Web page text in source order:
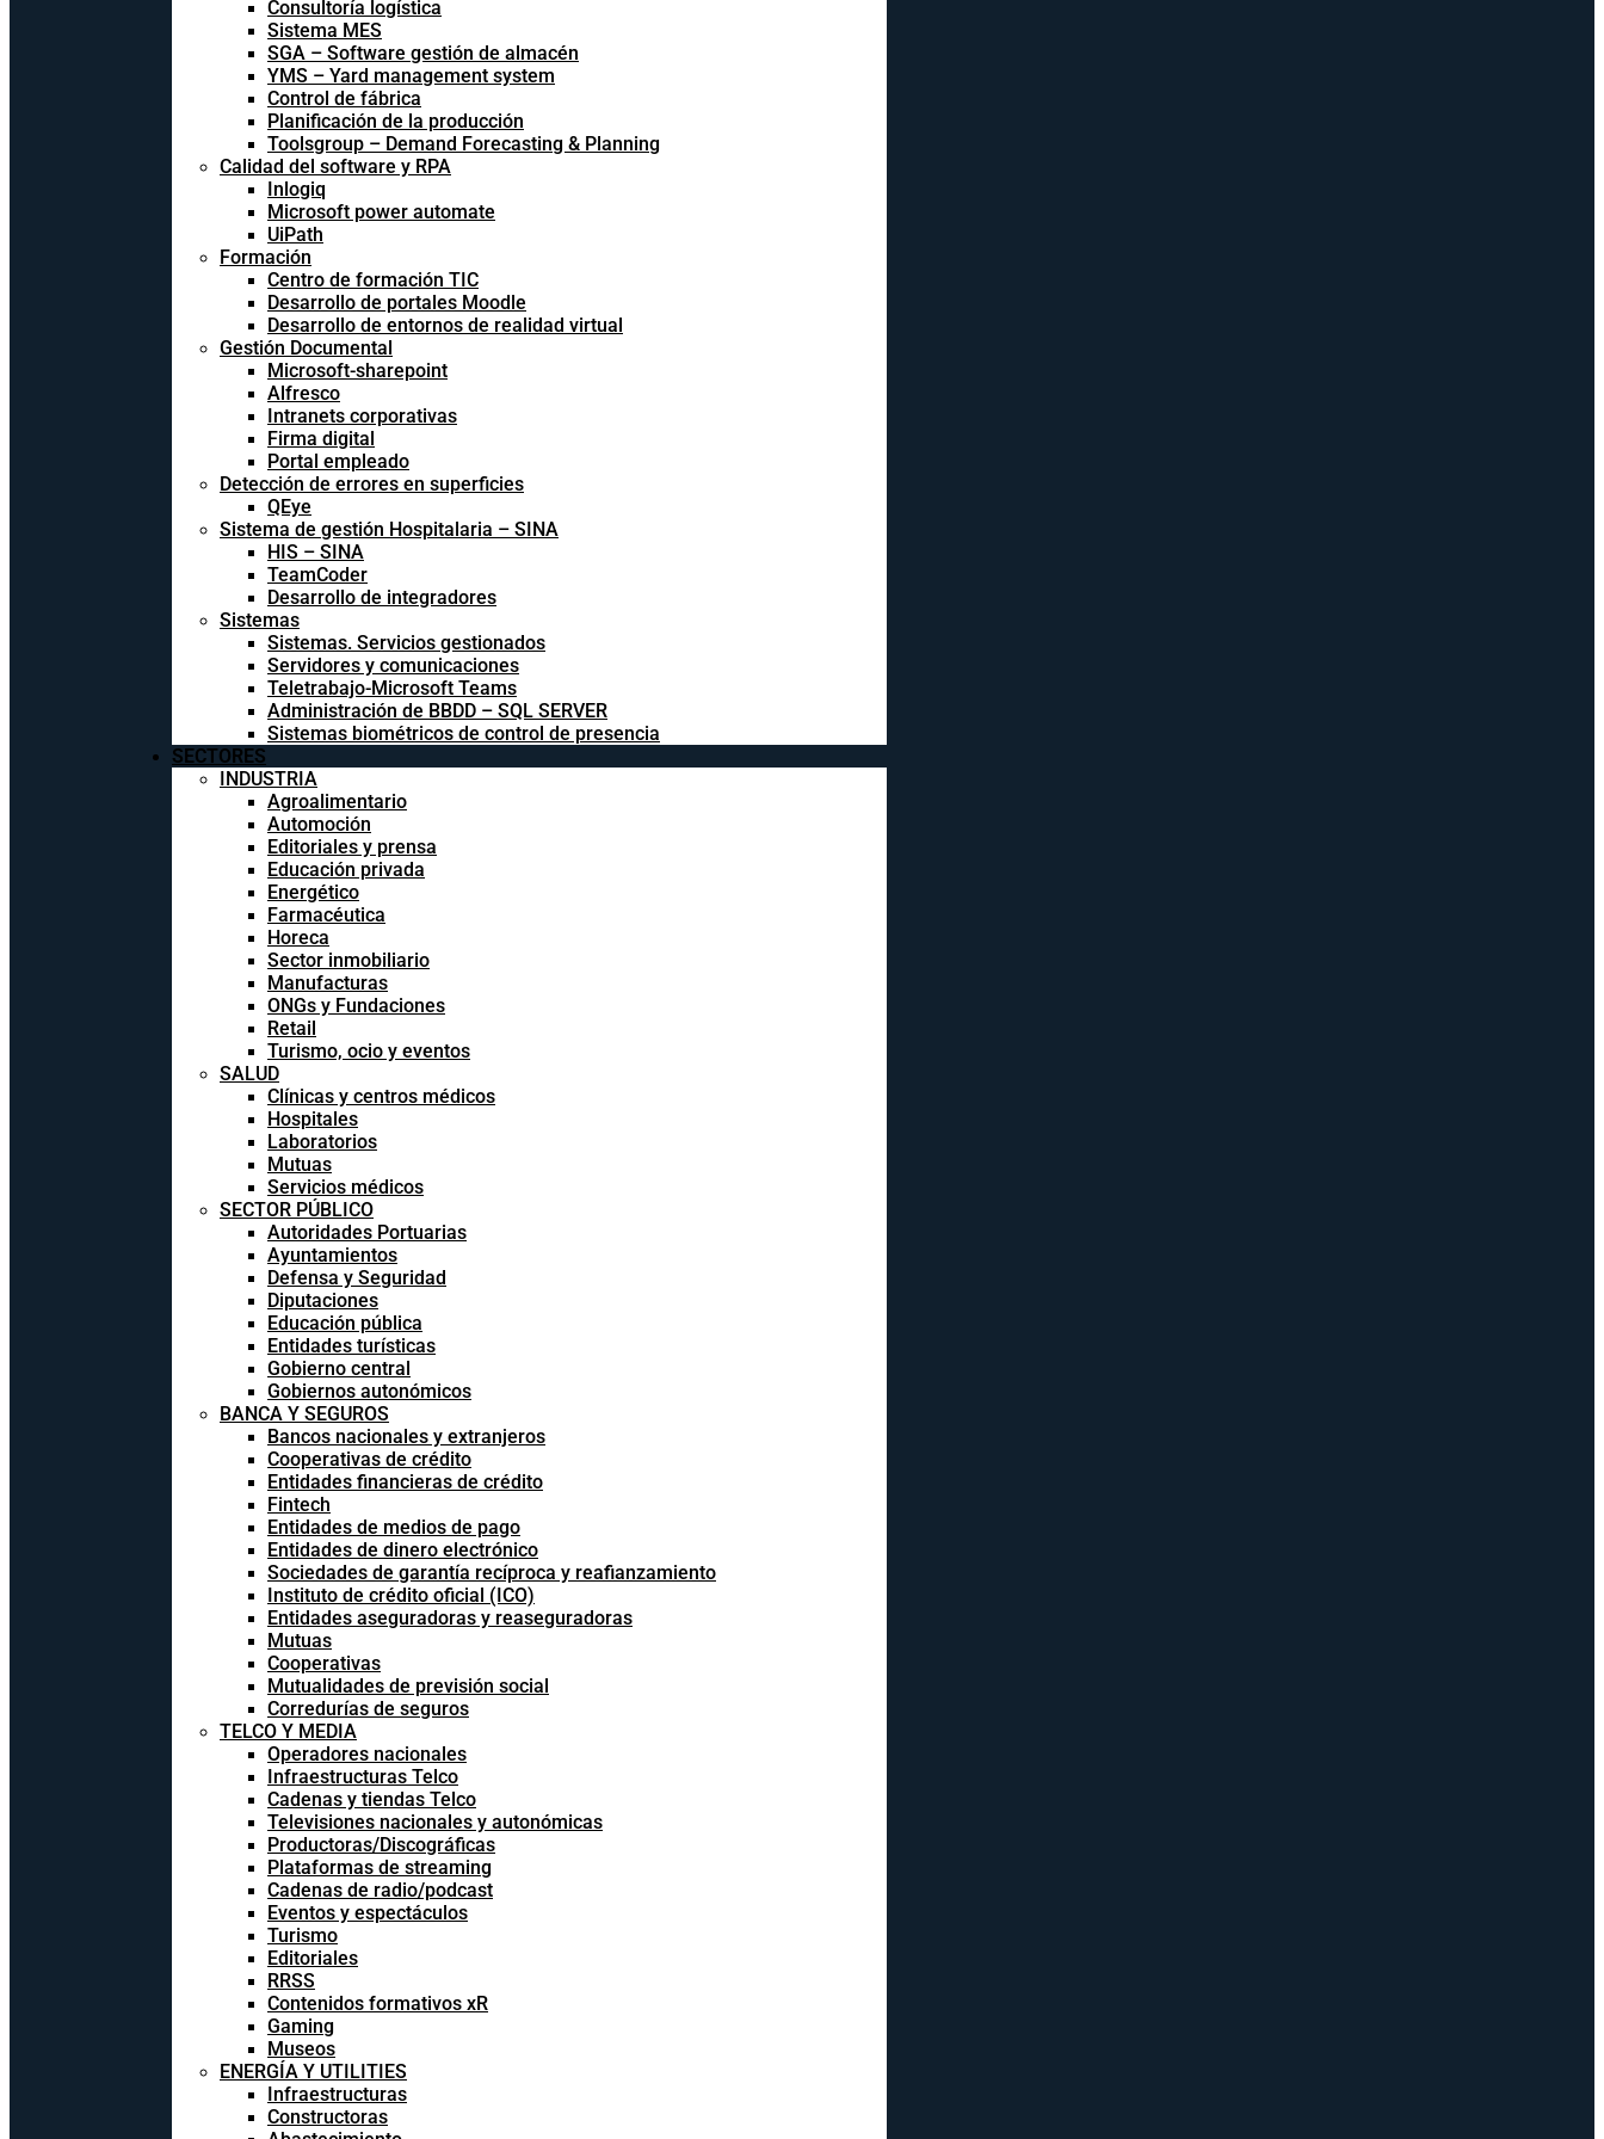
Consultoría logística
Sistema MES
SGA – Software gestión de almacén
YMS – Yard management system
Control de fábrica
Planificación de la producción
Toolsgroup – Demand Forecasting & Planning
Calidad del software y RPA
Inlogiq
Microsoft power automate
UiPath
Formación
Centro de formación TIC
Desarrollo de portales Moodle
Desarrollo de entornos de realidad virtual
Gestión Documental
Microsoft-sharepoint
Alfresco
Intranets corporativas
Firma digital
Portal empleado
Detección de errores en superficies
QEye
Sistema de gestión Hospitalaria – SINA
HIS – SINA
TeamCoder
Desarrollo de integradores
Sistemas
Sistemas. Servicios gestionados
Servidores y comunicaciones
Teletrabajo-Microsoft Teams
Administración de BBDD – SQL SERVER
Sistemas biométricos de control de presencia
SECTORES
INDUSTRIA
Agroalimentario
Automoción
Editoriales y prensa
Educación privada
Energético
Farmacéutica
Horeca
Sector inmobiliario
Manufacturas
ONGs y Fundaciones
Retail
Turismo, ocio y eventos
SALUD
Clínicas y centros médicos
Hospitales
Laboratorios
Mutuas
Servicios médicos
SECTOR PÚBLICO
Autoridades Portuarias
Ayuntamientos
Defensa y Seguridad
Diputaciones
Educación pública
Entidades turísticas
Gobierno central
Gobiernos autonómicos
BANCA Y SEGUROS
Bancos nacionales y extranjeros
Cooperativas de crédito
Entidades financieras de crédito
Fintech
Entidades de medios de pago
Entidades de dinero electrónico
Sociedades de garantía recíproca y reafianzamiento
Instituto de crédito oficial (ICO)
Entidades aseguradoras y reaseguradoras
Mutuas
Cooperativas
Mutualidades de previsión social
Corredurías de seguros
TELCO Y MEDIA
Operadores nacionales
Infraestructuras Telco
Cadenas y tiendas Telco
Televisiones nacionales y autonómicas
Productoras/Discográficas
Plataformas de streaming
Cadenas de radio/podcast
Eventos y espectáculos
Turismo
Editoriales
RRSS
Contenidos formativos xR
Gaming
Museos
ENERGÍA Y UTILITIES
Infraestructuras
Constructoras